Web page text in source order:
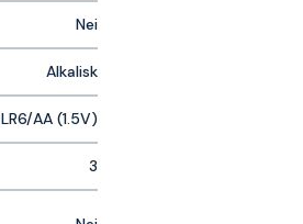
Nei
Alkalisk
LR6/AA (1.5V)
3